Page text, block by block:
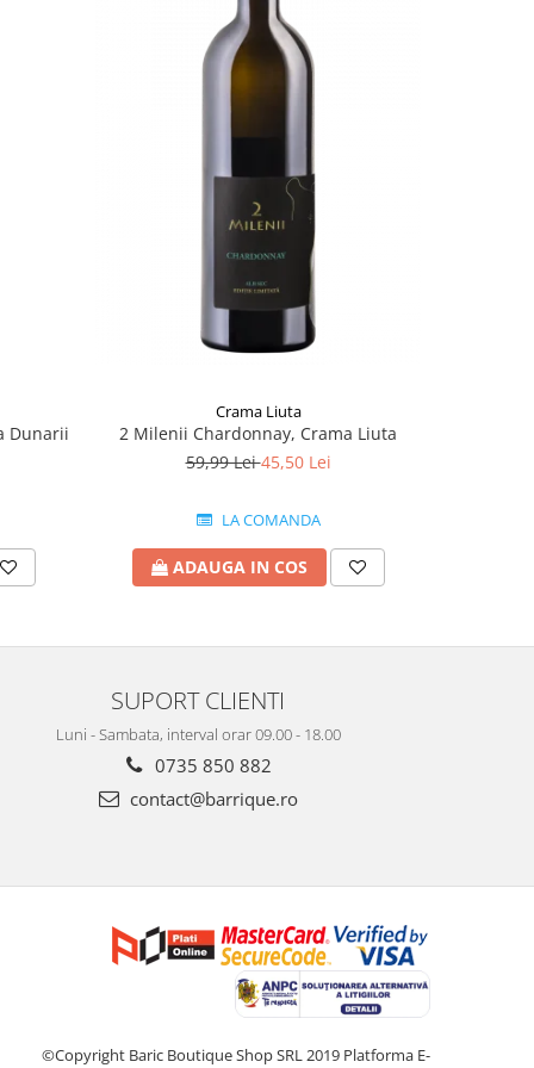
Dunarii
Crama Liuta
2 Milenii Chardonnay, Crama Liuta
59,99 Lei45,50 Lei
LA COMANDA
ADAUGA IN COS
SUPORT CLIENTI
Luni - Sambata, interval orar 09.00 - 18.00
0735 850 882
contact@barrique.ro
©Copyright Baric Boutique Shop SRL 2019 Platforma E-